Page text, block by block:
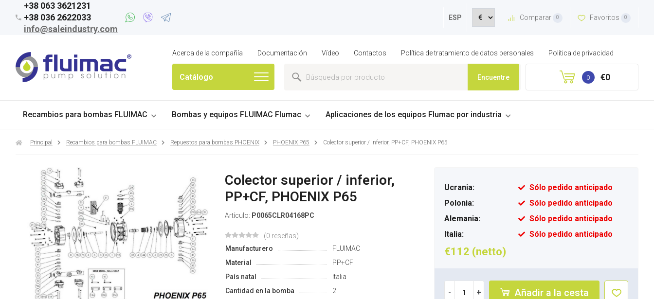
+38 063 3621231
+38 036 2622033
info@saleindustry.com
ESP Comparar 0 Favoritos 0
Acerca de la compañía Documentación Vídeo Contactos Política de tratamiento de datos personales Política de privacidad
Catálogo Encuentre 0 €0
Recambios para bombas FLUIMAC Bombas y equipos FLUIMAC Flumac Aplicaciones de los equipos Flumac por industria
Principal Recambios para bombas FLUIMAC Repuestos para bombas PHOENIX PHOENIX P65 Colector superior / inferior, PP+CF, PHOENIX P65
Colector superior / inferior,
PP+CF, PHOENIX P65
Artículo: P0065CLR04168PC
(0 reseñas)
Manufacturero
FLUIMAC
Material
PP+CF
País natal
Italia
Cantidad en la bomba
2
Ucrania:
Sólo pedido anticipado
Polonia:
Sólo pedido anticipado
Alemania:
Sólo pedido anticipado
Italia:
Sólo pedido anticipado
€112 (netto)
- + Añadir a la cesta